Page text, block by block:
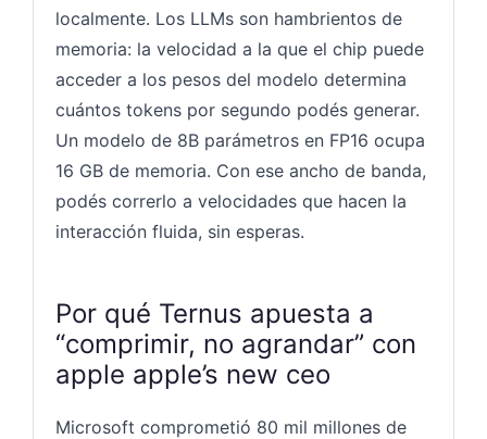
localmente. Los LLMs son hambrientos de
memoria: la velocidad a la que el chip puede
acceder a los pesos del modelo determina
cuántos tokens por segundo podés generar.
Un modelo de 8B parámetros en FP16 ocupa
16 GB de memoria. Con ese ancho de banda,
podés correrlo a velocidades que hacen la
interacción fluida, sin esperas.
Por qué Ternus apuesta a
“comprimir, no agrandar” con
apple apple’s new ceo
Microsoft comprometió 80 mil millones de